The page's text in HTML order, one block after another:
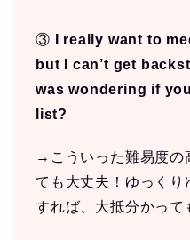
③
I really want to
but I can’t get
was wondering if
list?
→こういった難易度の
ても大丈夫！ゆっくり
すれば、大抵分かって